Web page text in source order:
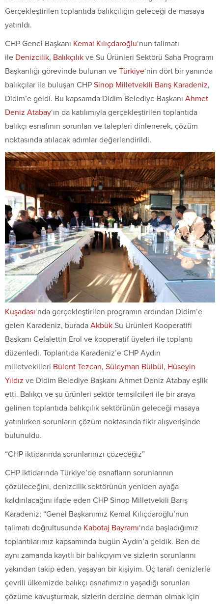
Gerçekleştirilen toplantıda balıkçılığın geleceği de masaya
yatırıldı.
CHP Genel Başkanı Kemal Kılıçdaroğlu‘nun talimatı
ile Denizcilik, Balıkçılık ve Su Ürünleri Sektörü Saha Programı
Başkanlığı görevinde bulunan ve Türkiye‘nin dört bir yanında
balıkçılar ile buluşan CHP Sinop Milletvekili Barış Karadeniz,
Didim’e geldi. Bu kapsamda Didim Belediye Başkanı Ahmet
Deniz Atabay‘ın da katılımıyla gerçekleştirilen toplantıda
balıkçı esnafının sorunları ve talepleri dinlenerek, çözüm
noktasında atılacak adımlar değerlendirildi.
Kuşadası‘nda gerçekleştirilen programın ardından Didim’e
gelen Karadeniz, burada Akbük Su Ürünleri Kooperatifi
Başkanı Celalettin Erol ve kooperatif üyeleri ile toplantı
düzenledi. Toplantıda Karadeniz’e CHP Aydın
milletvekilleri Bülent Tezcan, Süleyman Bülbül, Hüseyin
Yıldız ve Didim Belediye Başkanı Ahmet Deniz Atabay eşlik
etti. Balıkçı ve su ürünleri sektör temsilcileri ile bir araya
gelinen toplantıda balıkçılık sektörünün geleceği masaya
yatırılırken sorunların çözüm noktasında fikir alışverişinde
bulunuldu.
“CHP iktidarında sorunlarınızı çözeceğiz”
CHP iktidarında Türkiye’de esnafların sorunlarının
çözüleceğini, denizcilik sektörünün yeniden ayağa
kaldırılacağını ifade eden CHP Sinop Milletvekili Barış
Karadeniz; “Genel Başkanımız Kemal Kılıçdaroğlu’nun
talimatı doğrultusunda Kabotaj Bayramı‘nda başladığımız
toplantılarımız kapsamında bugün Aydın’a geldik. Ben de
aynı zamanda kayıtlı bir balıkçıyım ve sizlerin sorunlarını
yakından takip eden, yaşayan bir kişiyim. Üç tarafı denizlerle
çevrili ülkemizde balıkçı esnafımızın yaşadığı sorunları
çözüme kavuşturmak, sizlerin derdine derman olmak için